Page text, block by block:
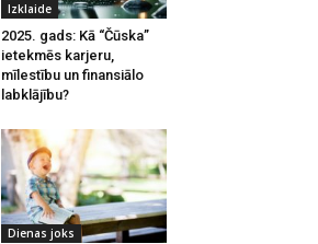
Izklaide
2025. gads: Kā “Čūska”
ietekmēs karjeru,
mīlestību un finansiālo
labklājību?
Dienas joks